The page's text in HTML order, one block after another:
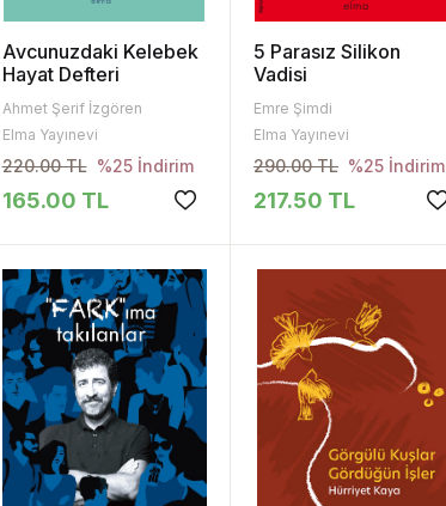
Avcunuzdaki Kelebek
Hayat Defteri
Ahmet Şerif İzgören
Elma Yayınevi
220.00 TL %25 İndirim
165.00 TL
5 Parasız Silikon
Vadisi
Emre Şimdi
Elma Yayınevi
290.00 TL %25 İndirim
217.50 TL